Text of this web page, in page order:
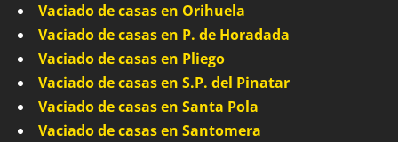
Vaciado de casas en Orihuela
Vaciado de casas en P. de Horadada
Vaciado de casas en Pliego
Vaciado de casas en S.P. del Pinatar
Vaciado de casas en Santa Pola
Vaciado de casas en Santomera